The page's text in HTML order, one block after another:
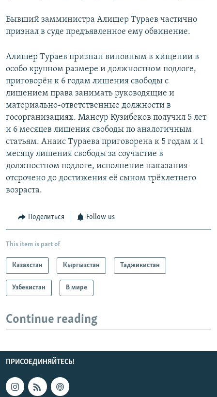
Бывший замминистра Алишер Тураев частично
признал в суде предъявленное ему обвинение.
Алишер Тураев признан виновным в хищении в
особо крупном размере и должностном подлоге,
приговорён к 6 годам лишения свободы с
лишением права занимать руководящие и
материально-ответственные должности в
госорганизациях. Мансур Кузибеков получил 5 лет
и 6 месяцев лишения свободы по аналогичным
статьям. Анаис Тураева приговорена к 5 годам и 1
месяцу лишения свободы за соучастие в
должностном подлоге, исполнение наказания
отсрочено до достижения её сыном трёхлетнего
возраста.
Поделиться Follow us
This item is part of
Казахстан Кыргызстан Таджикистан
Узбекистан В мире
Continue reading
ПРИСОЕДИНЯЙТЕСЬ!